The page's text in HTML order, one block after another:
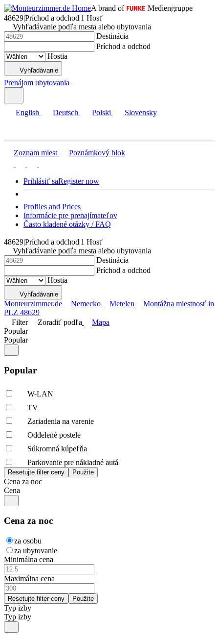
A brand of
Mediengruppe
48629|Príchod a odchod|1 Hosť
Vyhľadávanie podľa mesta alebo ubytovania
Destinácia
Príchod a odchod
Hostia
Vyhľadávanie
Prenájom ubytovania
English Deutsch Polski Slovensky
Zoznam miest Poznámkový blok
Prihlásiť saRegister now
Profiles and Prices
Informácie pre prenajímateľov
Často kladené otázky / FAQ
48629|Príchod a odchod|1 Hosť
Vyhľadávanie podľa mesta alebo ubytovania
Destinácia
Príchod a odchod
Hostia
Vyhľadávanie
Monteurzimmer.de Nemecko Metelen
Montážna miestnosť in
PLZ 48629
Filter
Zoradiť podľa
Mapa
Popular
Popular
Popular
W-LAN
TV
Zariadenia na varenie
Oddelené postele
Súkromná kúpeľňa
Parkovanie pre nákladné autá
Cena za noc
Cena
Cena za noc
za osobu
za ubytovanie
Minimálna cena
Maximálna cena
Typ izby
Typ izby